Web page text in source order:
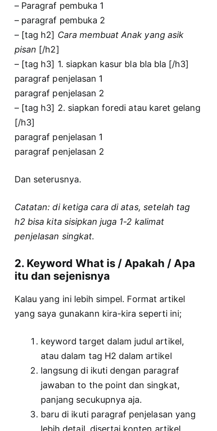
– Paragraf pembuka 1
– paragraf pembuka 2
– [tag h2] Cara membuat Anak yang asik
pisan [/h2]
– [tag h3] 1. siapkan kasur bla bla bla [/h3]
paragraf penjelasan 1
paragraf penjelasan 2
– [tag h3] 2. siapkan foredi atau karet gelang
[/h3]
paragraf penjelasan 1
paragraf penjelasan 2
Dan seterusnya.
Catatan: di ketiga cara di atas, setelah tag
h2 bisa kita sisipkan juga 1-2 kalimat
penjelasan singkat.
2. Keyword What is / Apakah / Apa
itu dan sejenisnya
Kalau yang ini lebih simpel. Format artikel
yang saya gunakann kira-kira seperti ini;
keyword target dalam judul artikel,
atau dalam tag H2 dalam artikel
langsung di ikuti dengan paragraf
jawaban to the point dan singkat,
panjang secukupnya aja.
baru di ikuti paragraf penjelasan yang